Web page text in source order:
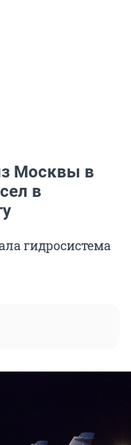
Москвы в
в
гидросистема